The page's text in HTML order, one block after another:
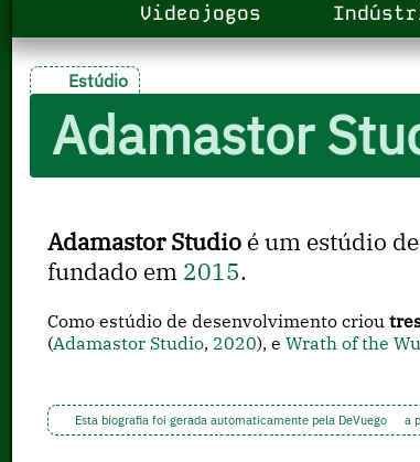
Videojogos
Estúdio
Adamastor
Adamastor Studio é um estúdio
fundado em 2015.
Como estúdio de desenvolvimento criou
(Adamastor Studio, 2020), eWrath of the Wu
Esta biografia foi gerada automaticamente pela DeVuego a